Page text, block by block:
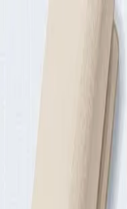
Доказательно о
Как похудеть без
Как похудеть
Большинство диет дают
Почему
о данным
При резком